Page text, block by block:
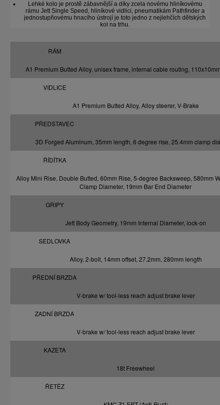
Lehké kolo je prostě zábavnější a díky zcela novému hliníkovému
rámu Jett Single Speed, hliníkové vidlici, pneumatikám Pathfinder a
jednostupňovému hnacího ústrojí je toto jedno z nejlehčích dětských
kol na trhu.
RÁM
A1 Premium Butted Alloy, unisex frame, internal cable routing,
VIDLICE
A1 Premium Butted Alloy, Alloy steerer, V-Brake
PŘEDSTAVEC
3D Forged Aluminum, 35mm length, 6 degree rise, 25.4mm clamp
ŘÍDÍTKA
Alloy Mini Rise, Double Butted, 60mm Rise, 5-degree Backsweep, 580mm
Clamp Diameter, 19mm Bar End Diameter
GRIPY
Jett Body Geometry, 19mm Internal Diameter, lock-on
SEDLOVKA
Alloy, 2-bolt, 14mm offset, 27.2mm, 280mm length
PŘEDNÍ BRZDA
V-brake w/ tool-less reach adjust brake lever
ZADNÍ BRZDA
V-brake w/ tool-less reach adjust brake lever
KAZETA
18t Freewheel
ŘETĚZ